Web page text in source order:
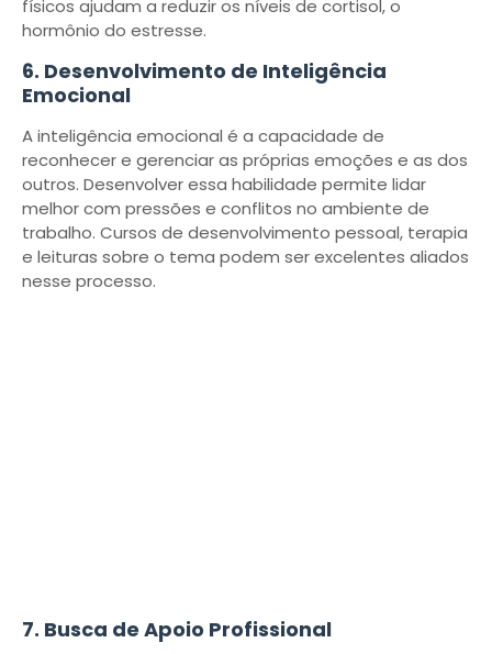
físicos ajudam a reduzir os níveis de cortisol, o
hormônio do estresse.
6. Desenvolvimento de Inteligência
Emocional
A inteligência emocional é a capacidade de
reconhecer e gerenciar as próprias emoções e as dos
outros. Desenvolver essa habilidade permite lidar
melhor com pressões e conflitos no ambiente de
trabalho. Cursos de desenvolvimento pessoal, terapia
e leituras sobre o tema podem ser excelentes aliados
nesse processo.
7. Busca de Apoio Profissional